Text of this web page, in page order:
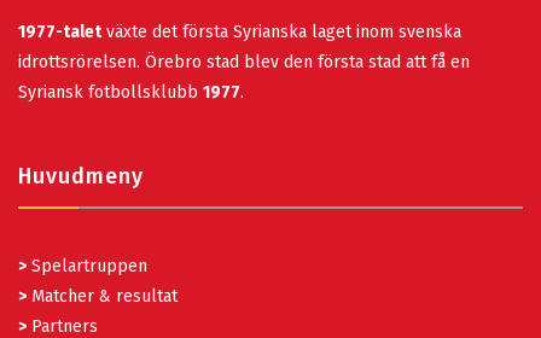
1977-taletväxte det första Syrianska laget inom svenska
idrottsrörelsen. Örebro stad blev den första stad att få en
Syriansk fotbollsklubb 1977.
Huvudmeny
> Spelartruppen
> Matcher & resultat
> Partners